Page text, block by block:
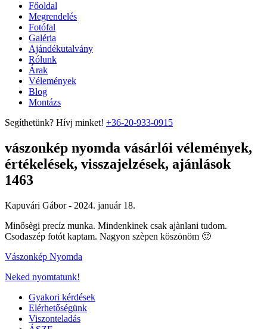
Főoldal
Megrendelés
Fotófal
Galéria
Ajándékutalvány
Rólunk
Árak
Vélemények
Blog
Montázs
Segíthetünk? Hívj minket! +36-20-933-0915
vászonkép nyomda vásárlói vélemények,
értékelések, visszajelzések, ajánlások
1463
Kapuvári Gábor - 2024. január 18.
Minősègi precíz munka. Mindenkinek csak ajànlani tudom.
Csodaszép fotót kaptam. Nagyon szèpen köszönöm 🙂
Vászonkép Nyomda
Neked nyomtatunk!
Gyakori kérdések
Elérhetőségünk
Viszonteladás